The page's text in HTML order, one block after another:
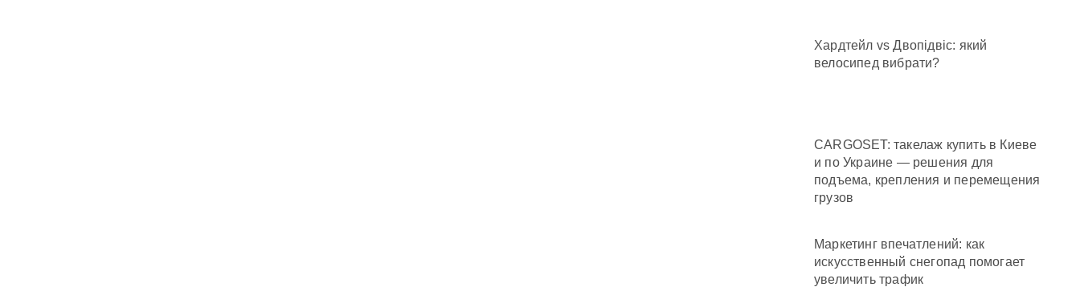
Хардтейл vs Двопідвіс: який
велосипед вибрати?
CARGOSET: такелаж купить в Киеве
и по Украине — решения для
подъема, крепления и перемещения
грузов
Маркетинг впечатлений: как
искусственный снегопад помогает
увеличить трафик